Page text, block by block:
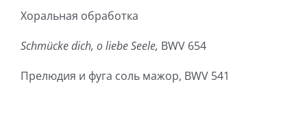
Хоральная обработка
Schmücke dich, o liebe Seele, BWV 654
Прелюдия и фуга соль мажор, BWV 541